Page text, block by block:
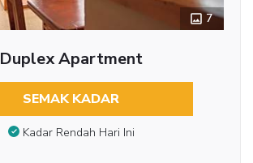
7
Duplex Apartment
SEMAK KADAR
Kadar Rendah Hari Ini